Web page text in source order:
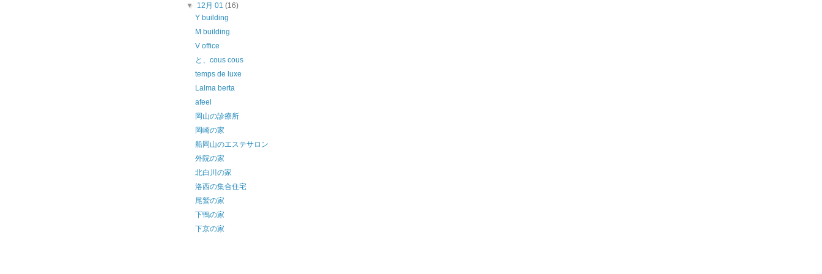
▼ 12月 01 (16)
Y building
M building
V office
と、cous cous
temps de luxe
Lalma berta
afeel
岡山の診療所
岡崎の家
船岡山のエステサロン
外院の家
北白川の家
洛西の集合住宅
尾鷲の家
下鴨の家
下京の家